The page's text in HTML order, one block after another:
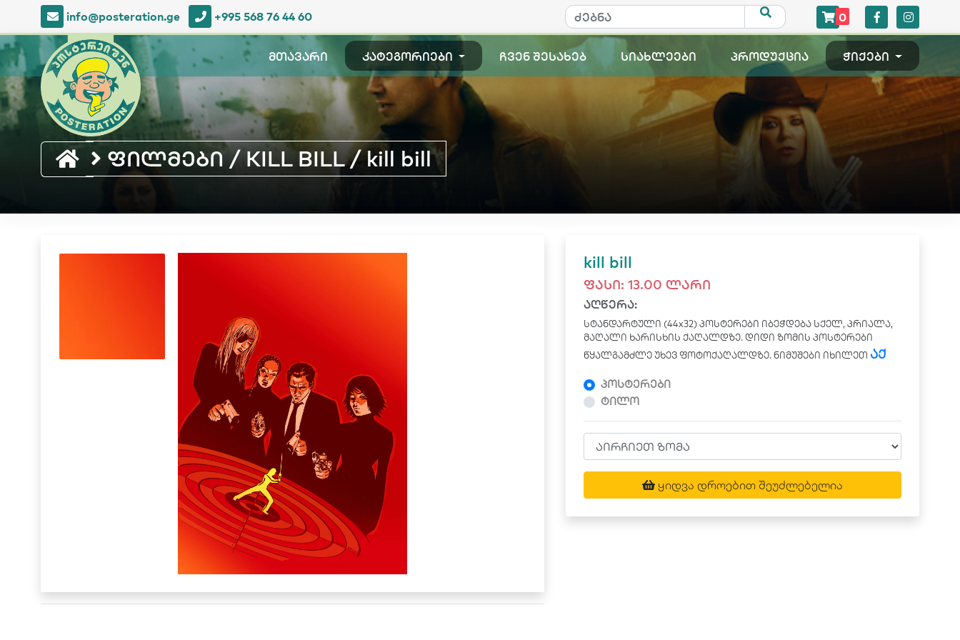
info@posteration.ge +995 568 76 44 60 0
მთავარი კატეგორიები ჩვენ შესახებ სიახლეები პროდუქცია ჭიქები
ფილმები / KILL BILL / kill bill
kill bill
ფასი: 13.00 ლარი
აღწერა:
სტანდარტული (44x32) პოსტერები იბეჭდება სქელ, პრიალა,
მაღალი ხარისხის ქაღალდზე. დიდი ზომის პოსტერები
წყალგამძლე უხევ ფოტოქაღალდზე. ნიმუშები იხილეთ აქ
პოსტერები
ტილო
ყიდვა დროებით შეუძლებელია